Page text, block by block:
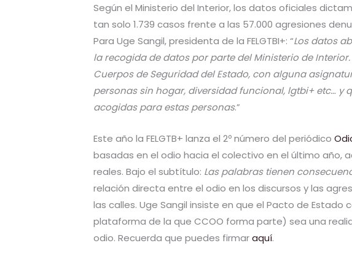
Según el Ministerio del Interior, los datos oficiales
tan solo 1.739 casos frente a las 57.000 agresiones
Para Uge Sangil, presidenta de la FELGTBI+: “Los datos
la recogida de datos por parte del Ministerio de
Cuerpos de Seguridad del Estado, con alguna
personas sin hogar, diversidad funcional, lgtbi+ etc… y
acogidas para estas personas.”
Este año la FELGTB+ lanza el 2º número del periódico
basadas en el odio hacia el colectivo en el último año,
reales. Bajo el subtítulo: Las palabras tienen
relación directa entre el odio en los discursos y las
las calles. Uge Sangil insiste en que el Pacto de Estado
plataforma de la que CCOO forma parte) sea una
odio. Recuerda que puedes firmaraquí.